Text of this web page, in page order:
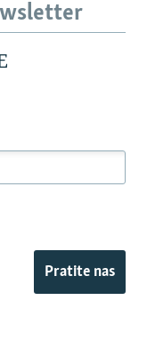
Pratite nas